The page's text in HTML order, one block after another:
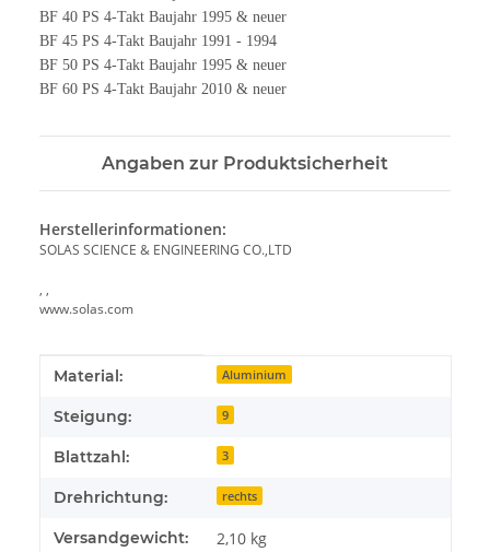
BF 40 PS 4-Takt Baujahr 1995 & neuer
BF 45 PS 4-Takt Baujahr 1991 - 1994
BF 50 PS 4-Takt Baujahr 1995 & neuer
BF 60 PS 4-Takt Baujahr 2010 & neuer
Angaben zur Produktsicherheit
Herstellerinformationen:
SOLAS SCIENCE & ENGINEERING CO.,LTD
, ,
www.solas.com
Produkteigenschaft
Wert
Material: Aluminium
Steigung: 9
Blattzahl: 3
Drehrichtung: rechts
Versandgewicht: 2,10 kg